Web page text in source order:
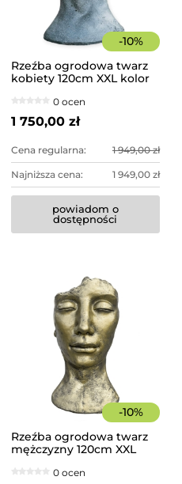
-10%
Rzeźba ogrodowa twarz
kobiety 120cm XXL kolor
- imponująca dekoracja
ogrodowa
0 ocen
1 750,00 zł
Cena regularna: 1 949,00 zł
Najniższa cena: 1 949,00 zł
powiadom o
dostępności
-10%
Rzeźba ogrodowa twarz
mężczyzny 120cm XXL
dekoracja ogrodowa
0 ocen